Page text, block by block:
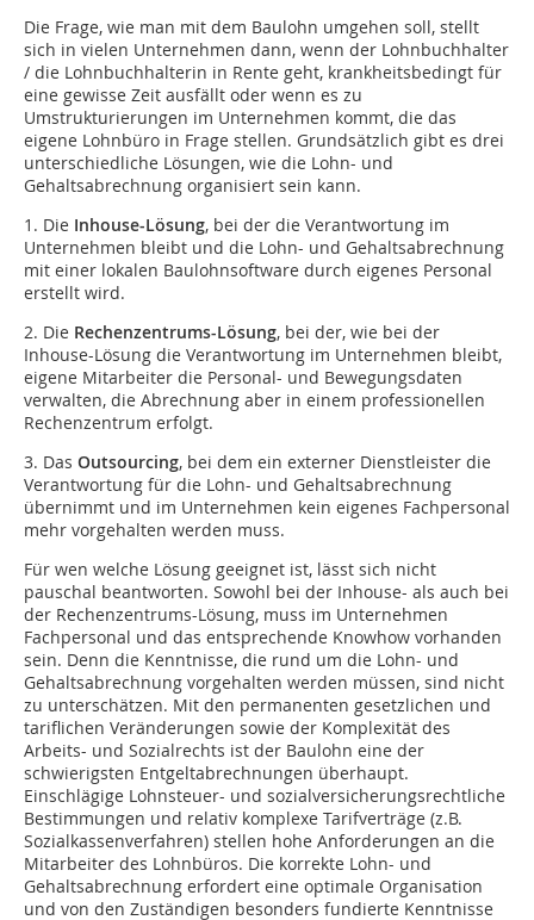
Die Frage, wie man mit dem Baulohn umgehen soll, stellt
sich in vielen Unternehmen dann, wenn der Lohnbuchhalter
/ die Lohnbuchhalterin in Rente geht, krankheitsbedingt für
eine gewisse Zeit ausfällt oder wenn es zu
Umstrukturierungen im Unternehmen kommt, die das
eigene Lohnbüro in Frage stellen. Grundsätzlich gibt es drei
unterschiedliche Lösungen, wie die Lohn- und
Gehaltsabrechnung organisiert sein kann.
1. Die Inhouse-Lösung, bei der die Verantwortung im
Unternehmen bleibt und die Lohn- und Gehaltsabrechnung
mit einer lokalen Baulohnsoftware durch eigenes Personal
erstellt wird.
2. Die Rechenzentrums-Lösung, bei der, wie bei der
Inhouse-Lösung die Verantwortung im Unternehmen bleibt,
eigene Mitarbeiter die Personal- und Bewegungsdaten
verwalten, die Abrechnung aber in einem professionellen
Rechenzentrum erfolgt.
3. Das Outsourcing, bei dem ein externer Dienstleister die
Verantwortung für die Lohn- und Gehaltsabrechnung
übernimmt und im Unternehmen kein eigenes Fachpersonal
mehr vorgehalten werden muss.
Für wen welche Lösung geeignet ist, lässt sich nicht
pauschal beantworten. Sowohl bei der Inhouse- als auch bei
der Rechenzentrums-Lösung, muss im Unternehmen
Fachpersonal und das entsprechende Knowhow vorhanden
sein. Denn die Kenntnisse, die rund um die Lohn- und
Gehaltsabrechnung vorgehalten werden müssen, sind nicht
zu unterschätzen. Mit den permanenten gesetzlichen und
tariflichen Veränderungen sowie der Komplexität des
Arbeits- und Sozialrechts ist der Baulohn eine der
schwierigsten Entgeltabrechnungen überhaupt.
Einschlägige Lohnsteuer- und sozialversicherungsrechtliche
Bestimmungen und relativ komplexe Tarifverträge (z.B.
Sozialkassenverfahren) stellen hohe Anforderungen an die
Mitarbeiter des Lohnbüros. Die korrekte Lohn- und
Gehaltsabrechnung erfordert eine optimale Organisation
und von den Zuständigen besonders fundierte Kenntnisse